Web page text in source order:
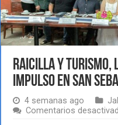
Raicilla y turismo,
impulso en San
4 semanas ago
Comentarios